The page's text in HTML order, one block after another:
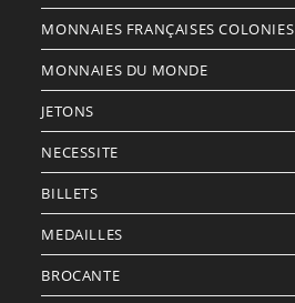
MONNAIES FRANÇAISES COLONIES
MONNAIES DU MONDE
JETONS
NECESSITE
BILLETS
MEDAILLES
BROCANTE